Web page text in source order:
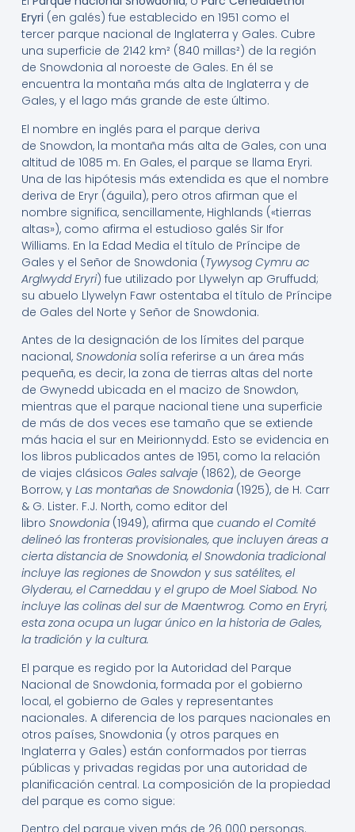
Eryri (en galés) fue establecido en 1951 como el
tercer parque nacional de Inglaterra y Gales. Cubre
una superficie de 2142 km² (840 millas²) de la región
de Snowdonia al noroeste de Gales. En él se
encuentra la montaña más alta de Inglaterra y de
Gales, y el lago más grande de este último.
El nombre en inglés para el parque deriva
de Snowdon, la montaña más alta de Gales, con una
altitud de 1085 m. En Gales, el parque se llama Eryri.
Una de las hipótesis más extendida es que el nombre
deriva de Eryr (águila), pero otros afirman que el
nombre significa, sencillamente, Highlands («tierras
altas»), como afirma el estudioso galés Sir Ifor
Williams. ​ En la Edad Media el título de Príncipe de
Gales y el Señor de Snowdonia (Tywysog Cymru ac
Arglwydd Eryri) fue utilizado por Llywelyn ap Gruffudd;
su abuelo Llywelyn Fawr ostentaba el título de Príncipe
de Gales del Norte y Señor de Snowdonia.
Antes de la designación de los límites del parque
nacional, Snowdoniasolía referirse a un área más
pequeña, es decir, la zona de tierras altas del norte
de Gwynedd ubicada en el macizo de Snowdon,
mientras que el parque nacional tiene una superficie
de más de dos veces ese tamaño que se extiende
más hacia el sur en Meirionnydd. Esto se evidencia en
los libros publicados antes de 1951, como la relación
de viajes clásicos Gales salvaje (1862), de George
Borrow, y Las montañas de Snowdonia(1925), de H. Carr
& G. Lister. F.J. North, como editor del
libro Snowdonia(1949), afirma que cuando el Comité
delineó las fronteras provisionales, que incluyen áreas a
cierta distancia de Snowdonia, el Snowdonia tradicional
incluye las regiones de Snowdon y sus satélites, el
Glyderau, el Carneddau y el grupo de Moel Siabod. No
incluye las colinas del sur de Maentwrog. Como en Eryri,
esta zona ocupa un lugar único en la historia de Gales,
la tradición y la cultura.
El parque es regido por la Autoridad del Parque
Nacional de Snowdonia, formada por el gobierno
local, el gobierno de Gales y representantes
nacionales. A diferencia de los parques nacionales en
otros países, Snowdonia (y otros parques en
Inglaterra y Gales) están conformados por tierras
públicas y privadas regidas por una autoridad de
planificación central. La composición de la propiedad
del parque es como sigue:
Dentro del parque viven más de 26 000 personas.